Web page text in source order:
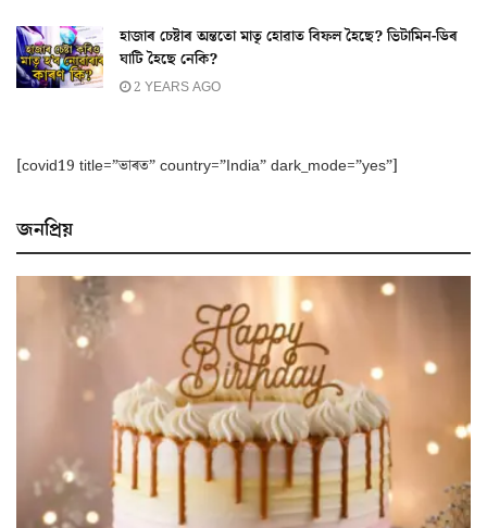
হাজাৰ চেষ্টাৰ অন্ততো মাতৃ হোৱাত বিফল হৈছে? ভিটামিন-ডিৰ
ঘাটি হৈছে নেকি?
2 YEARS AGO
[covid19 title=”ভাৰত” country=”India” dark_mode=”yes”]
জনপ্ৰিয়